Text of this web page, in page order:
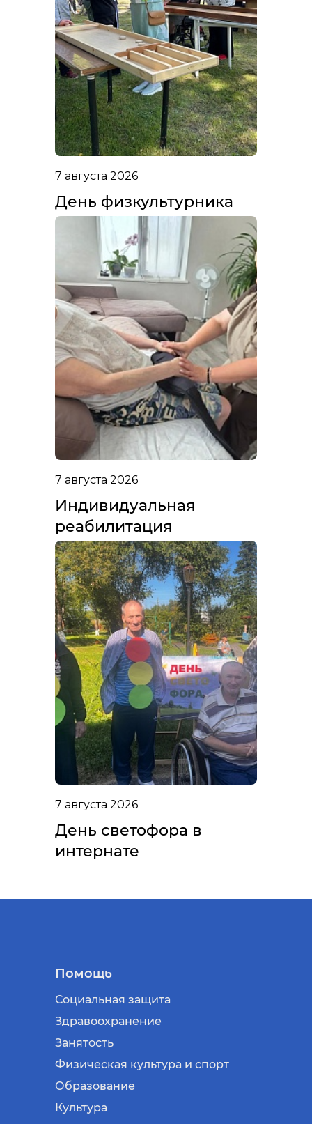
7 августа 2026
День физкультурника
7 августа 2026
Индивидуальная
реабилитация
7 августа 2026
День светофора в
интернате
Помощь
Социальная защита
Здравоохранение
Занятость
Физическая культура и спорт
Образование
Культура